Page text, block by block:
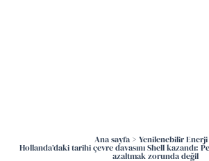
Ana sayfa Yenilenebilir Enerji
Hollanda’daki tarihi çevre davasını Shell kazandı:
azaltmak zorunda değil